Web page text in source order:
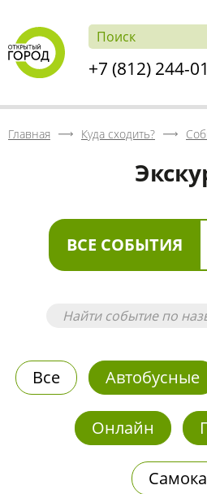
+7 (812) 244-
Главная Куда сходить?
ВСЕ СОБЫТИЯ
Все Автобусные
Онлайн